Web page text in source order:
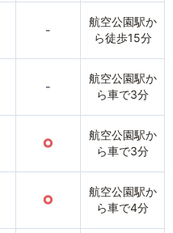
-
航空公園駅か
ら徒歩15分
-
航空公園駅か
ら車で3分
○
航空公園駅か
ら車で3分
○
航空公園駅か
ら車で4分